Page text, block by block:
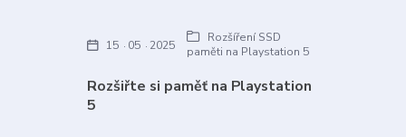
Rozšiřte si paměť na Playstation
5
15 05 2025
Rozšíření SSD
paměti na Playstation 5